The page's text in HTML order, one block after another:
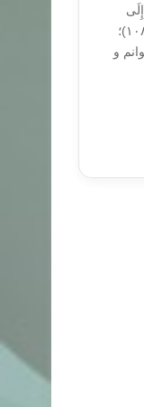
اللَّهِ عَلَىٰ بَصِیرَةٍ أَنَا وَمَنِ اتَّبَعَنِی وَسُبْحَانَ اللَّهِ وَمَا أَنَا مِنَ الْمُشْرِکِینَ» (یوسف: ۱۰۸)؛
و